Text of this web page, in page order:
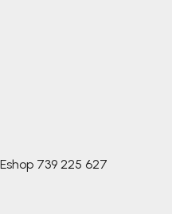
Eshop 739 225 627